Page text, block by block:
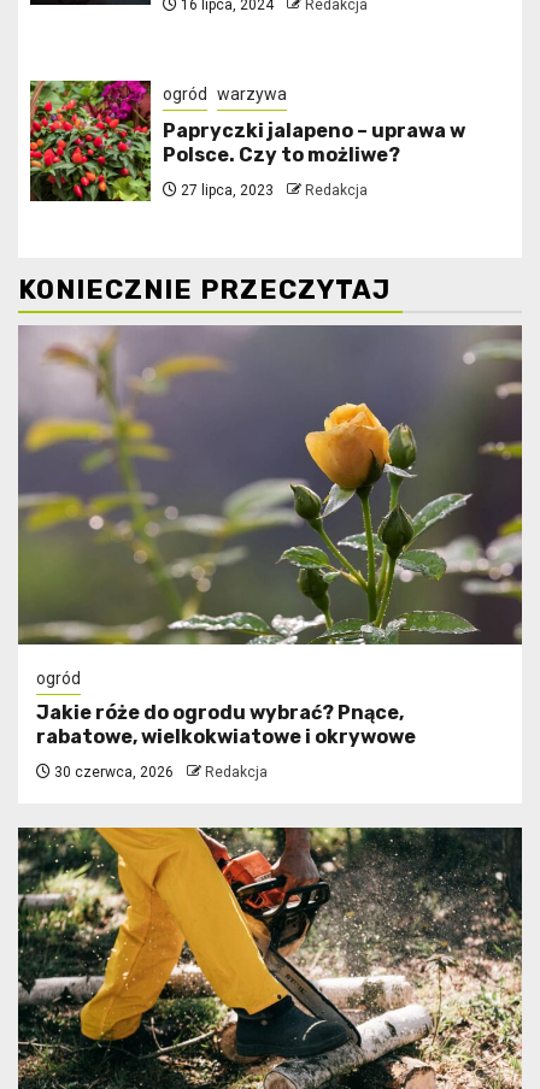
16 lipca, 2024 Redakcja
ogród warzywa
Papryczki jalapeno – uprawa w
Polsce. Czy to możliwe?
27 lipca, 2023 Redakcja
KONIECZNIE PRZECZYTAJ
ogród
Jakie róże do ogrodu wybrać? Pnące,
rabatowe, wielkokwiatowe i okrywowe
30 czerwca, 2026 Redakcja